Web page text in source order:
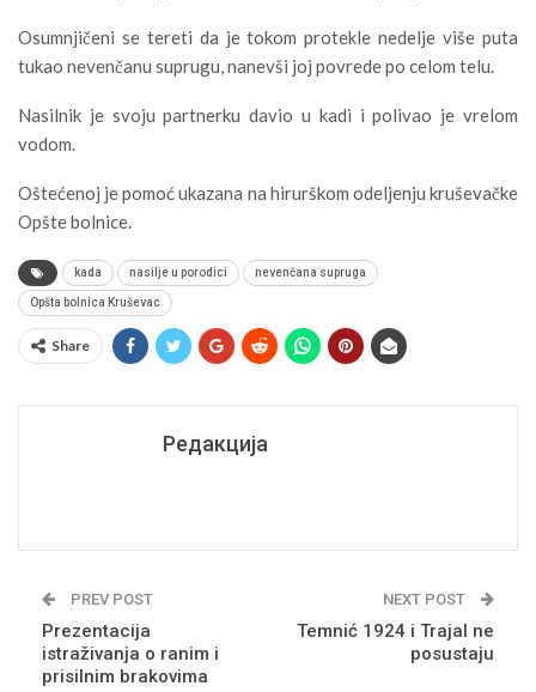
Osumnjičeni se tereti da je tokom protekle nedelje više puta
tukao nevenčanu suprugu, nanevši joj povrede po celom telu.
Nasilnik je svoju partnerku davio u kadi i polivao je vrelom
vodom.
Oštećenoj je pomoć ukazana na hirurškom odeljenju kruševačke
Opšte bolnice.
kada nasilje u porodici nevenčana supruga
Opšta bolnica Kruševac
Share
Редакција
PREV POST
Prezentacija
istraživanja o ranim i
prisilnim brakovima
NEXT POST
Temnić 1924 i Trajal ne
posustaju